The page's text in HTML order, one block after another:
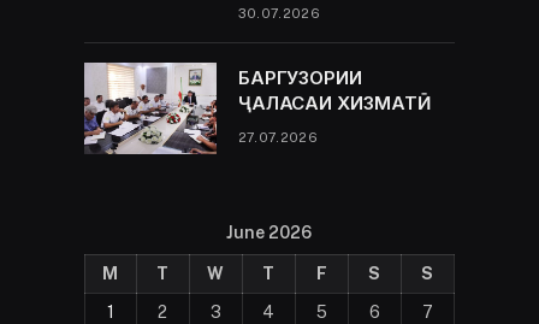
30.07.2026
БАРГУЗОРИИ
ҶАЛАСАИ ХИЗМАТӢ
27.07.2026
June 2026
M T W T F S
S
1
2 3 4 5 6
7